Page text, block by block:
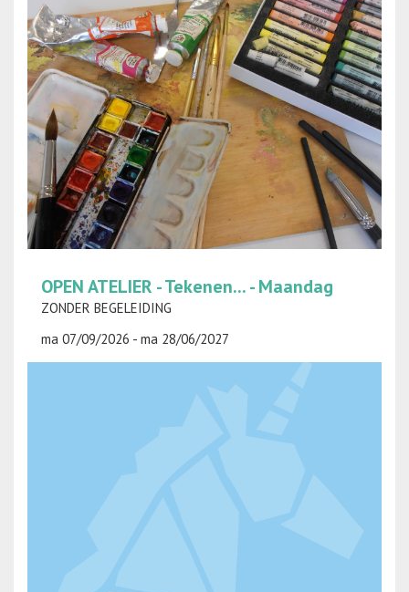
OPEN ATELIER - Tekenen... - Maandag
ZONDER BEGELEIDING
ma 07/09/2026 - ma 28/06/2027